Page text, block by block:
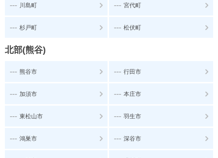
--- 川島町 --- 宮代町
--- 杉戸町 --- 松伏町
北部(熊谷)
--- 熊谷市 --- 行田市
--- 加須市 --- 本庄市
--- 東松山市 --- 羽生市
--- 鴻巣市 --- 深谷市